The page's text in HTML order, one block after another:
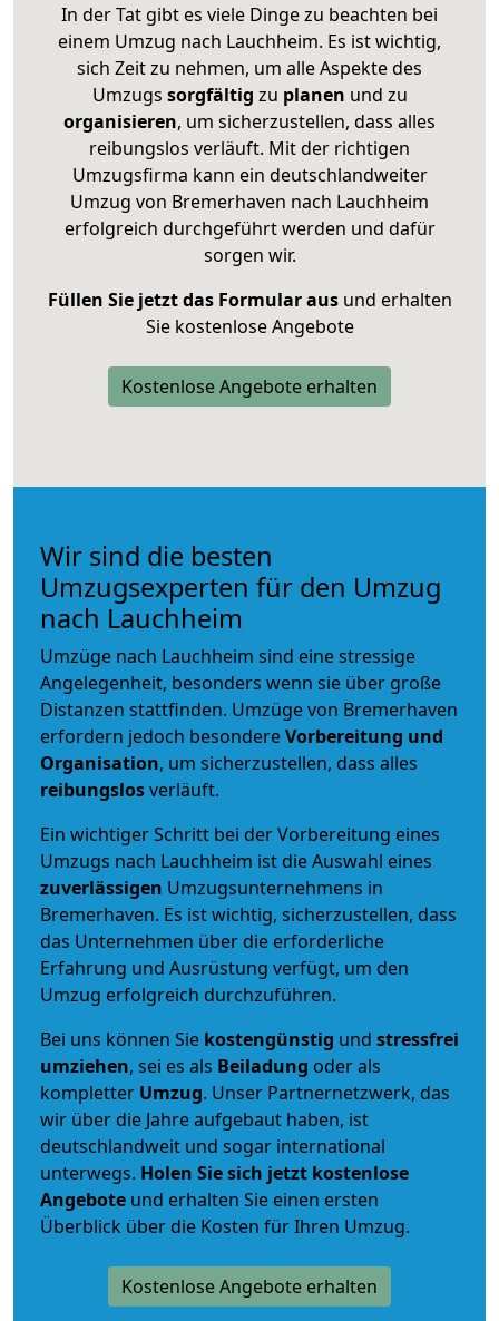
In der Tat gibt es viele Dinge zu beachten bei
einem Umzug nach Lauchheim. Es ist wichtig,
sich Zeit zu nehmen, um alle Aspekte des
Umzugs sorgfältig zu planen und zu
organisieren, um sicherzustellen, dass alles
reibungslos verläuft. Mit der richtigen
Umzugsfirma kann ein deutschlandweiter
Umzug von Bremerhaven nach Lauchheim
erfolgreich durchgeführt werden und dafür
sorgen wir.
Füllen Sie jetzt das Formular ausund erhalten
Sie kostenlose Angebote
Kostenlose Angebote erhalten
Wir sind die besten
Umzugsexperten für den Umzug
nach Lauchheim
Umzüge nach Lauchheim sind eine stressige
Angelegenheit, besonders wenn sie über große
Distanzen stattfinden. Umzüge von Bremerhaven
erfordern jedoch besondereVorbereitung und
Organisation, um sicherzustellen, dass alles
reibungslosverläuft.
Ein wichtiger Schritt bei der Vorbereitung eines
Umzugs nach Lauchheim ist die Auswahl eines
zuverlässigen Umzugsunternehmens in
Bremerhaven. Es ist wichtig, sicherzustellen, dass
das Unternehmen über die erforderliche
Erfahrung und Ausrüstung verfügt, um den
Umzug erfolgreich durchzuführen.
Bei uns können Sie kostengünstig und stressfrei
umziehen, sei es als Beiladung oder als
kompletter Umzug. Unser Partnernetzwerk, das
wir über die Jahre aufgebaut haben, ist
deutschlandweit und sogar international
unterwegs. Holen Sie sich jetzt kostenlose
Angebote und erhalten Sie einen ersten
Überblick über die Kosten für Ihren Umzug.
Kostenlose Angebote erhalten